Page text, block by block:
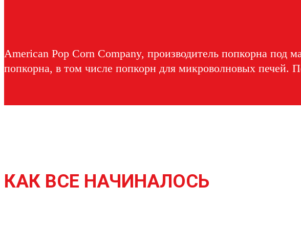
American Pop Corn Company, производитель попкорна под
попкорна, в том числе попкорн для микроволновых
КАК ВСЕ НАЧИНАЛОСЬ